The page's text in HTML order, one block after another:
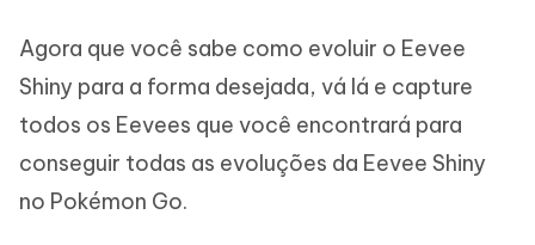
Agora que você sabe como evoluir o Eevee
Shiny para a forma desejada, vá lá e capture
todos os Eevees que você encontrará para
conseguir todas as evoluções da Eevee Shiny
no Pokémon Go.